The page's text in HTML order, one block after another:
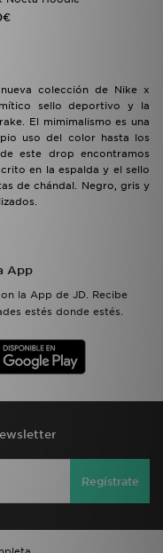
colección de Nike x
sello deportivo y la
El mimimalismo es una
uso del color hasta los
este drop encontramos
en la espalda y el sello
de chándal. Negro, gris y
App
la App de JD. Recibe
estés donde estés.
Regístrate